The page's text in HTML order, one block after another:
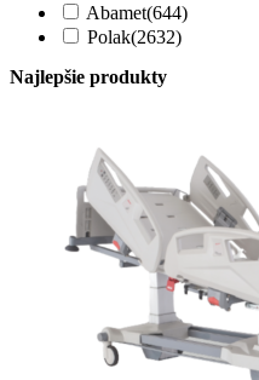
Abamet(644)
Polak(2632)
Najlepšie produkty